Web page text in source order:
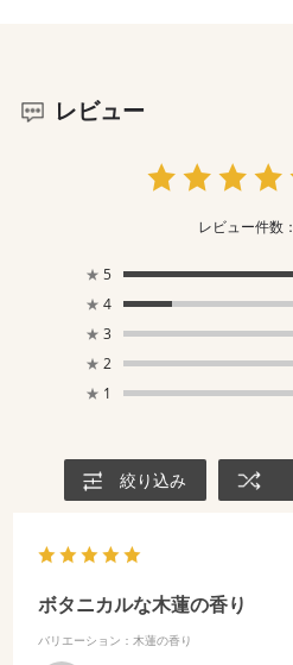
レビュー
レビュー件数：
★ 5
★ 4
★ 3
★ 2
★ 1
絞り込み
ボタニカルな木蓮の香り
バリエーション：木蓮の香り